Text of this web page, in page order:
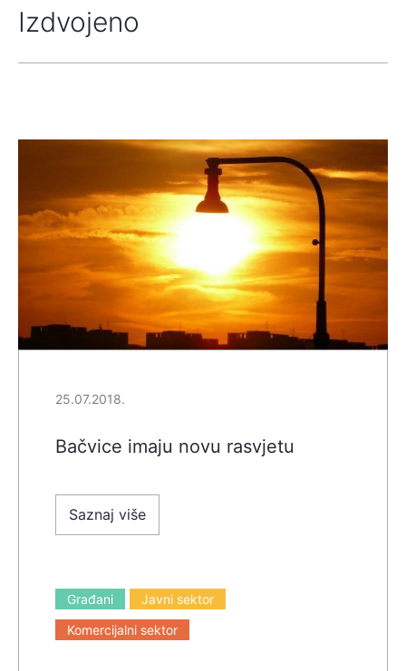
Izdvojeno
25.07.2018.
Bačvice imaju novu rasvjetu
Saznaj više
Građani
Javni sektor
Komercijalni sektor